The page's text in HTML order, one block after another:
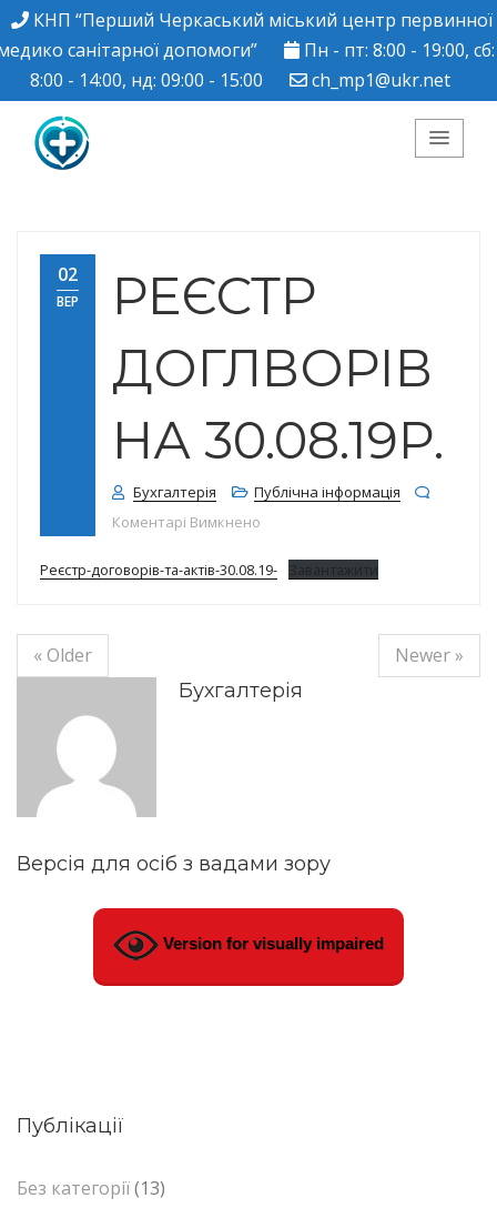
КНП “Перший Черкаський міський центр первинної
санітарної допомоги”
Пн - пт: 8:00 - 19:00, сб:
8:00 - 14:00, нд: 09:00 - 15:00
ch_mp1@ukr.net
Черкаський міський
центр ПМСД"
02
ВЕР
РЕЄСТР
ДОГЛВОРІВ
НА 30.08.19Р.
Бухгалтерія
Публічна інформація
Коментарі Вимкнено
Реєстр-договорів-та-актів-30.08.19- Завантажити
« Older
Newer »
Бухгалтерія
Версія для осіб з вадами зору
Version for visually impaired
Публікації
Без категорії(13)